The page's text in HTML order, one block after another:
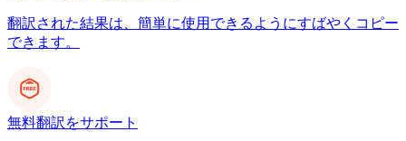
翻訳された結果は、簡単に使用できるようにすばやくコピー
できます。
無料翻訳をサポート